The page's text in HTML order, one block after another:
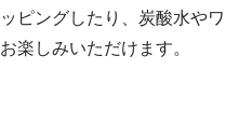
ピングしたり、炭酸水やワ
楽しみいただけます。